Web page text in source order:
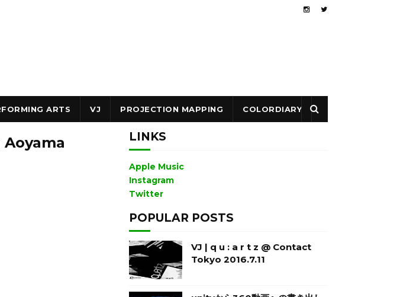
ARTS VJ PROJECTION MAPPING COLORDIARY
LINKS
Apple Music
Instagram
Twitter
POPULAR POSTS
VJ | q u : a r t z @ Contact
Tokyo 2016.7.11